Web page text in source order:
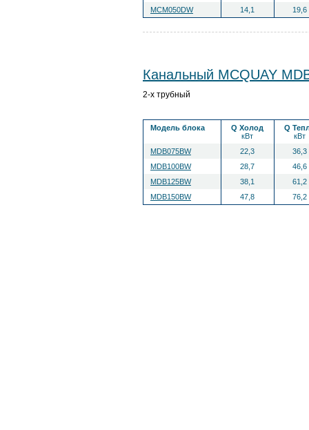
MCM050DW
14,1 19,6
Канальный MCQUAY
2-х трубный
Модель блока
Q Холод
кВт
Q
кВт
MDB075BW
22,3
36,3
MDB100BW
28,7
46,6
MDB125BW
38,1
61,2
MDB150BW
47,8 76,2